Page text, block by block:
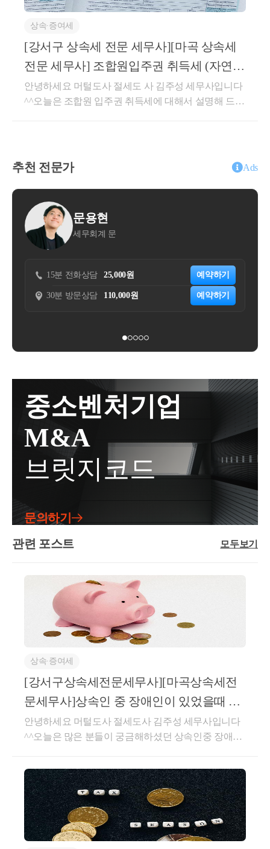
- 2016.01.01 이후 상속받는 동거주택은
(재산-2305,2020.10.15)
- 공제 대상 상속인은 직계비속 및 대습상속에 따라 상속인이
→ 여러 주택에서 동거한 기간을 합산해서 10년 이상이면 되
- 상속인이 상속개시일 당시 피상속인과 같은 주택에서 주거를
→ 이 경우, 상속주택에서 피상속인과 상속인이 같이 거주하고
함께 거주하고 있으면 공제 가능합니다. (상속증여-
동거주택 판정 기간에 계속하여 1세
→ 동거주택 판정 기간 중 무주택인 기간이 있는 경우 해당 기
→1세대가 아래의 하나에 해당하면 1세대 2주택 이상 소유해
상증령 제20조의 2【동거주택 인정의 범위】
① 법 제23조의 2 제1항 제2호
에서 "대통령령으로 정하는 1세대 1주택"
따른 고가주택을 포함한다)을 소유한 경우를 말한다. 이 경우 1세대가
것으로 본다. (2017.2.7. 개정)
1. 피상속인이 다른 주택을 취득(자기가 건설하여 취득한 경우를 포함
전의 주택을 양도하고 이사하는 경우만 해당한다.
2. 상속인이 상속개시일 이전에 1주택을 소유한 자와 혼인한 경우. 다
3. 피상속인이 「문화유산의 보존 및 활용에
관한 법률」 제53조 제1항
4. 피상속인이「소득세법 시행령」제155조 제7항 제2호에 따른 이농주
5. 피상속인이「소득세법 시행령」제155조 제7항 제3호
에 따른 귀농주
7. 피상속인이 상속개시일 이전에 1주택을 소유한 자와 혼인함으로써
자가 소유한 주택을 양도한 경우만 해당한다. (2012.2.2. 신설)
8. 피상속인 또는 상속인이 피상속인의 사망 전에 발생된 제3자로부터
는 상속인이 해당 주택의 공동소유자 중 가장 큰 상속지분을 소유한
목의 순서에 따라 해당 각 목에 해당하는 사람이 가장 큰 상속지분을 소
나. 최연장자
④ 상속인이 무주택자이거나  피상속
서 피상속인과 동거한 상속인이 주택
(상증법 23의 2  ① 3호)
⭐️동거주택 상속공제는 신고시 신청해야 하나, 신청을 하지 않
자매, 후순위)가 상속받는 경우, 후순위에게 넘어간 재
산 전액이 한도에서 차 감 됩니다.--&gt;세금폭탄 가능
성 있음![주 3]·창업 자금에대한 증여세 과세특례와 가
업승계에 대한 증여세 과세특례를 적용받은 사전증여
액에 가산한 증여재산가액으로 보지 않습니다. ·만약,
상속재산이 모두 사전증여재산으로 구성되어 있다면
세만 적용됩니다★상속 공제 종합한도 적용 대상 상속
종합 한도 적용 대상이 아닙니다. 5백만 원 범위 내에
서 공제가 가능합니다.①기초 공제②가업 상속 공제③
영농 상속 공제④배우자 상속 공제⑤ 그 밖의 인적공
⑨동거주택상속공제이상입니다!취득세 양도세 상속
세 증여세 관련 문의사항이나 신고업무 의뢰에 관련해
서 궁금하신 것은 아래의 네이버 엑스퍼트를 이용해서
가치세등에 대해서 문의해주시면 신속,정확하게 친절
히 설명해드리겠습니다.naver.mehttps://open.kakao.com/
o/gL55goKd자연세무회계 컨설팅 양도/상속/ 증여 상담
방자연세무회계컨설팅 김주성세무사 양도/상속/증여
상담방open.kakao.com저작자 명시 필수 영리적 사용 불
가 내용 변경 불가태그#강서구상속세전문세무사#마
곡상속세전문세무사#상속세전문세무사#강남상속세
전문세무사#강서구양도세전문세무사#마곡양도세전
문세무사#강서구증여세전문세무사#마곡증여세전문
세무사#부천김포일산상속세전문세무사 태그수정
리처분계획 인가를 받은 입주권 거래는 종전 부동산이
멸실되어 있는지와 무관하게 토지 거래 허가 대상입니
다.-분양권의 경우에는 최초 분양받은 것은 허가대상
는 경우에는 허가 대상입니다.-토지 거래 허가는 유상
거래일 때만 적용합니다. 즉, 증여나 상속의 경우에는
허가대상이 아니며, 유상거래 성격이 있는 부담부증
택 40%, 유주택 0%, 대출한도 6억 원 이하☞15억 원 이
대출은 현행 동일한 6억 원)·전세 대출: 1주택자 대출한
도 2억 원, 전세 대출 보증비율 80%, 조건부 전세 대출
금지·신용대출: 1억 원 초과 보유 차주는 1년간 규제지
도권·규제지역 내 주 담대 스트레스 금리 하한 3%로 상
향 조정·전세 대출 DSR 적용: 1주택자 수도권·규제지
역 전세 대출 이자 상환분을 DSR에 반영세제·다주택
제한 7년·재당첨 제한 10년·2년 이상 지역 거주자 우선
공급·민역 주택 가점제 적용 비율 차등 적용정비 사업·
재건축 조합원당 주택 공급수 1주택으로 제한·재건축·
재개발 조합원 지위 양도 제한기타·자금조달 계획서
및 입주계획 신고의무 있음·자금조달 계획서 및 입주
계획 신고의무 있음 추가로 증빙자료(차용증 등) 제출
의무 있음자주 묻는 질문은 ?(국토부 공지사항 발췌)이
상입니다!취득세 양도세 상속세 증여세 관련 문의사항
이나 신고업무 의뢰에 관련해서 궁금하신 것은 아래의
네이버 엑스퍼트를 이용해서 상담 주시면 친절, 신속,
정확하게 상담해 드리겠습니다.https://naver.me/xqf2QC
산세, 법인세, 종합소득세,부가가치세등에 대해서 문
의해주시면 신속,정확하게 친절히 설명해드리겠습니
다.naver.mehttps://open.kakao.com/o/gL55goKd자연세무
회계 컨설팅 양도/상속/ 증여 상담방자연세무회계컨설
팅 김주성세무사 양도/상속/증여 상담방open.kakao.com
저작자 명시 필수 영리적 사용 불가 내용 변경 불가태
그#강서구양도세전문세무사#마곡양도세전문세무사#
마곡상속세전문세무사#마곡증여세전문세무사#강남
상속세전문세무사#강남양도세전문세무사#강남증여
세전문세무사#김포일산부천상속세전문세무사#토지
때#분양권토지거래허가구역
상속∙증여세
[강서구 상속세 전문 세무사][마곡 상속세
전문 세무사] 조합원입주권 취득세 (자연
세무회계컨설팅)
안녕하세요 머털도사 절세도 사 김주성 세무사입니다
^^오늘은 조합원 입주권 취득세에 대해서 설명해 드리
여 취득한 입주자로 선정된 지위를 의미합니다.-입주
자로 선정된 지위란정비 사업조합의 조합원으로서 취
득한 지위(월 조합원의 지위, 종전 주택 시절부터 소유
하고 있던 자) 뿐만 아니라 온 조합원으로부터 취득한
지위(승계조합원의 지위, 온 조합원에게서 매매 등으
로 취득한 자)를포함합니다.-조합원입주권을 취득하면
조합원 입주권(부동산을 취득할 수 있는 권리)을 취득
한 시점과 해당 조합원입주권에 의해주택이 완공된 시
점에서 가각 취득세를 납부하시면 됩니다.구분조합원
입주권 취득 시점주택 완공 시점과세대상토지(건물은
시점에 납부해야 할 취득세는?-조합원입주권을 취득
지밖에 없다면 토지에 대한 취득세를 납부하시면 됩니
다.-양도세처럼 관리처분 인가 일을 기준으로 주택과
조합원입주권을 구분하는 것이 아니라 주택의 멸실일
기준으로 구분합니다.구분주택이 멸실되지 않은 경우
주택이 멸실된 경우취득 대상주택(종전 주택)토지(조
합원입주권)취득 원인유상취득유상취득취득세율기본
세율:1%~3%중과세율:8%,12%4%조합원 입주권으로
주택 완공 시 납부해할 취득세는?▶주택 완공 시에 유
상 취득세율이 아니라 원시 취득세율로 한 번 더 아래
와 같이 납부해야 합니다.구분재개발 사업재건축 사업
취득 시점신축주택 사용승인일취득 원인원시취득(신
(주 1)건축비 상당액(주 1)취득세율2.8%(원시취득)(주
1) 건축비 상당액 :총공사 원가*(조합원 소유 개별 주택
연면적/건축물 연면적)▶정비구역 지정 고시일 이전부
터 부동산을 소유하고 있던 온 조합원이 재개발 사업
의 시행으로 주택을 취득하여 1가구 1주택에 해당하면
다음과 같이 감면이 가능합니다. [재건축의 경우가 아
사업시행 인가감면 대상정비구역 지정 고시일 이전 부
동산 소유자감면요건85 제곱미터 이하 주택1가구 1주
택(일시적 2주택 포함)감면율100% 감면전용 60제곱미
터 이하:75% 감면전용 60제곱미터 ~85제곱미터이하:5
은 아래의 네이버 엑스퍼트를 이용해서 상담 주시면
친절, 신속, 정확하게 상담해 드리겠습니다.https://naver.
me/xqf2QCoi양도세 상속세 증여세 상담 : 네이버 엑스
퍼트엑스퍼트: 양도세, 상속세,증여세, 취득세 ,종합부
동산세, 재산세, 법인세, 종합소득세,부가가치세등에
추천 전문가 Ads
예약하기
예약하기
15분 전화상담 50,000원
30분 방문상담 200,000원
중소벤처기업
M&A
브릿지코드
문의하기
관련 포스트
모두보기
상속∙증여세
[강서구상속세전문세무사][마곡상속세전
문세무사]상속인 중 장애인이 있었을때 상
속공제 (자연세무회계컨설팅)
안녕하세요 머털도사 절세도사 김주성 세무사입니다
^^오늘은 많은 분들이 궁금해하셨던 상속인중 장애인
애인 공제란?▶장애인공제는상속개시일 현재 상속인
및 동거가족 중장애인에 대해서 1천만원에 상속 개시
일 현재 성별·연령별기대여명의 연수(1년미만의 기간
은 1년)를 곱하여 계산한 금액을 공제한는 것을 말합니
다 [상증법20①4호]▶상속인인 연로자가상속을 포기
한 경우에도장애인인 경우 장애인 공제 대상이 됩니다